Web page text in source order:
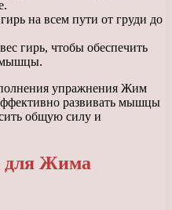
на всем пути от груди до
гирь, чтобы обеспечить
мышцы.
упражнения Жим
развивать мышцы
общую силу и
для Жима